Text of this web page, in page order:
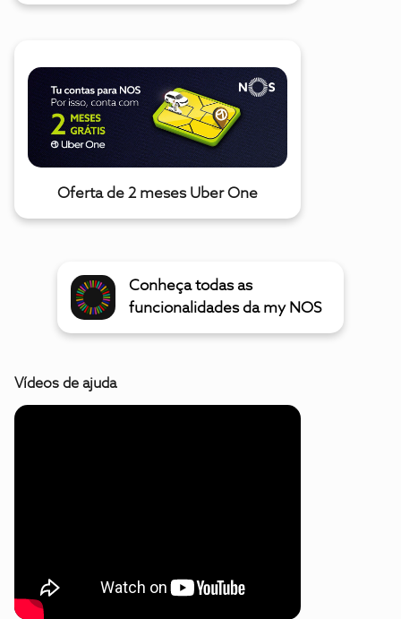
Oferta de 2 meses Uber One
Conheça todas as
funcionalidades da my NOS
Vídeos de ajuda